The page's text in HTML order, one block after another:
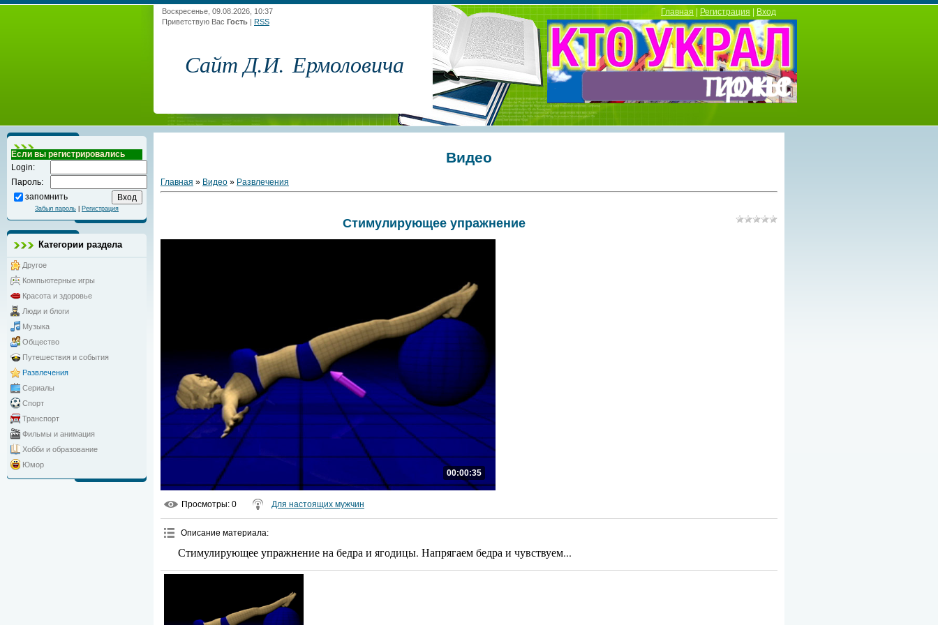
Воскресенье, 09.08.2026, 10:37
Приветствую Вас Гость | RSS
Сайт Д.И. Ермоловича
Главная Регистрация Вход
Если вы регистрировались
Login:
Пароль:
запомнить
Забыл пароль Регистрация
Категории раздела
Другое
Компьютерные игры
Красота и здоровье
Люди и блоги
Музыка
Общество
Путешествия и события
Развлечения
Сериалы
Спорт
Транспорт
Фильмы и анимация
Хобби и образование
Юмор
Видео
Главная » Видео » Развлечения
Стимулирующее упражнение
00:00:35
Просмотры: 0 Для настоящих мужчин
Описание материала:
Стимулирующее упражнение на бедра и ягодицы. Напрягаем бедра и чувствуем...